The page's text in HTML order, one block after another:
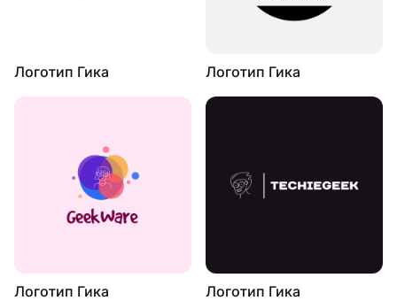
Логотип Гика Логотип Гика
Логотип Гика Логотип Гика